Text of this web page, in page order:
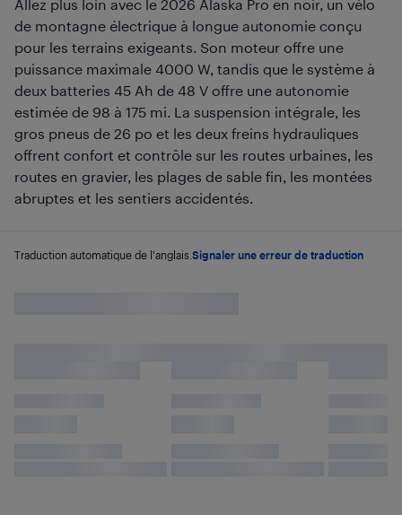
Allez plus loin avec le 2026 Alaska Pro en noir, un vélo
de montagne électrique à longue autonomie conçu
pour les terrains exigeants. Son moteur offre une
puissance maximale 4000 W, tandis que le système à
deux batteries 45 Ah de 48 V offre une autonomie
estimée de 98 à 175 mi. La suspension intégrale, les
gros pneus de 26 po et les deux freins hydrauliques
offrent confort et contrôle sur les routes urbaines, les
routes en gravier, les plages de sable fin, les montées
abruptes et les sentiers accidentés.
Traduction automatique de l'anglais. Signaler une erreur de traduction